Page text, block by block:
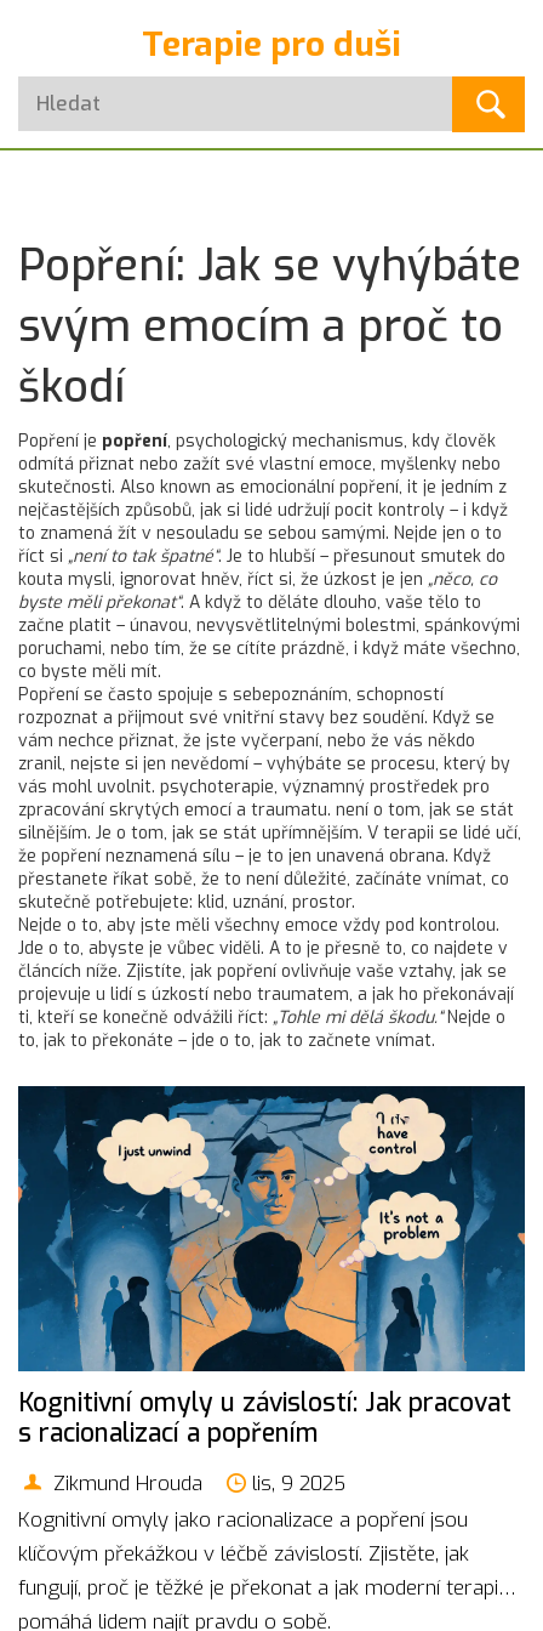
Terapie pro duši
Popření: Jak se vyhýbáte
svým emocím a proč to
škodí
Popření je popření, psychologický mechanismus, kdy člověk
odmítá přiznat nebo zažít své vlastní emoce, myšlenky nebo
skutečnosti. Also known as emocionální popření, it je jedním z
nejčastějších způsobů, jak si lidé udržují pocit kontroly – i když
to znamená žít v nesouladu se sebou samými. Nejde jen o to
říct si „není to tak špatné“. Je to hlubší – přesunout smutek do
kouta mysli, ignorovat hněv, říct si, že úzkost je jen „něco, co
byste měli překonat“. A když to děláte dlouho, vaše tělo to
začne platit – únavou, nevysvětlitelnými bolestmi, spánkovými
poruchami, nebo tím, že se cítíte prázdně, i když máte všechno,
co byste měli mít.
Popření se často spojuje s sebepoznáním, schopností
rozpoznat a přijmout své vnitřní stavy bez soudění. Když se
vám nechce přiznat, že jste vyčerpaní, nebo že vás někdo
zranil, nejste si jen nevědomí – vyhýbáte se procesu, který by
vás mohl uvolnit. psychoterapie, významný prostředek pro
zpracování skrytých emocí a traumatu. není o tom, jak se stát
silnějším. Je o tom, jak se stát upřímnějším. V terapii se lidé učí,
že popření neznamená sílu – je to jen unavená obrana. Když
přestanete říkat sobě, že to není důležité, začínáte vnímat, co
skutečně potřebujete: klid, uznání, prostor.
Nejde o to, aby jste měli všechny emoce vždy pod kontrolou.
Jde o to, abyste je vůbec viděli. A to je přesně to, co najdete v
článcích níže. Zjistíte, jak popření ovlivňuje vaše vztahy, jak se
projevuje u lidí s úzkostí nebo traumatem, a jak ho překonávají
ti, kteří se konečně odvážili říct: „Tohle mi dělá škodu.“Nejde o
to, jak to překonáte – jde o to, jak to začnete vnímat.
Kognitivní omyly u závislostí: Jak pracovat
s racionalizací a popřením
Zikmund Hrouda
lis, 9 2025
Kognitivní omyly jako racionalizace a popření jsou
klíčovým překážkou v léčbě závislostí. Zjistěte, jak
fungují, proč je těžké je překonat a jak moderní terapie
pomáhá lidem najít pravdu o sobě.